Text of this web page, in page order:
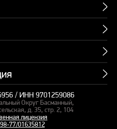
/ ИНН 9701259086
Округ Басманный,
д. 35, стр. 2, 104
лицензия
77/01635812